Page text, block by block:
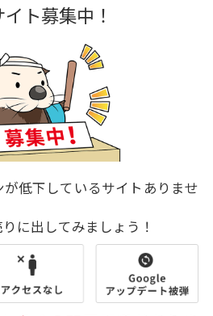
ト募集中！
低下しているサイトありませ
に出してみましょう！